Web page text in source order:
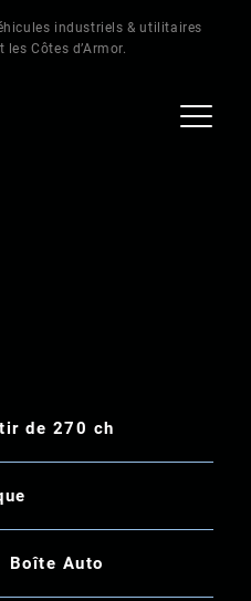
industriels & utilitaires
Côtes d’Armor.
de 270 ch
Boîte Auto